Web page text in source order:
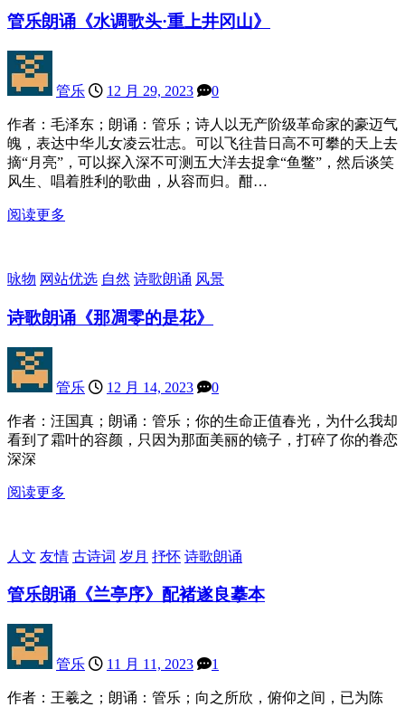
管乐朗诵《水调歌头·重上井冈山》
管乐 12 月 29, 2023 0
作者：毛泽东；朗诵：管乐；诗人以无产阶级革命家的豪迈气
魄，表达中华儿女凌云壮志。可以飞往昔日高不可攀的天上去
摘“月亮”，可以探入深不可测五大洋去捉拿“鱼鳖”，然后谈笑
风生、唱着胜利的歌曲，从容而归。酣…
阅读更多
咏物 网站优选 自然 诗歌朗诵 风景
诗歌朗诵《那凋零的是花》
管乐 12 月 14, 2023 0
作者：汪国真；朗诵：管乐；你的生命正值春光，为什么我却
看到了霜叶的容颜，只因为那面美丽的镜子，打碎了你的眷恋
深深
阅读更多
人文 友情 古诗词 岁月 抒怀 诗歌朗诵
管乐朗诵《兰亭序》配褚遂良摹本
管乐 11 月 11, 2023 1
作者：王羲之；朗诵：管乐；向之所欣，俯仰之间，已为陈